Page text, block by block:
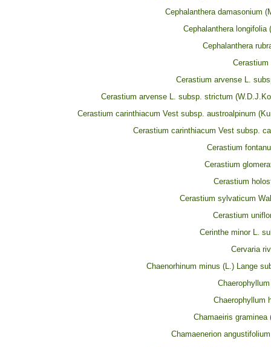
Cephalanthera damasonium
Cephalanthera longifolia
Cephalanthera
Cerastium
Cerastium arvense L.
Cerastium arvense L. subsp. strictum
Cerastium carinthiacum Vest subsp. austroalpinum
Cerastium carinthiacum Vest subsp.
Cerastium
Cerastium
Cerastium
Cerastium sylvaticum
Cerastium
Cerinthe minor L.
Cervaria
Chaenorhinum minus (L.) Lange
Chaerophyllum
Chamaeiris graminea
Chamaenerion